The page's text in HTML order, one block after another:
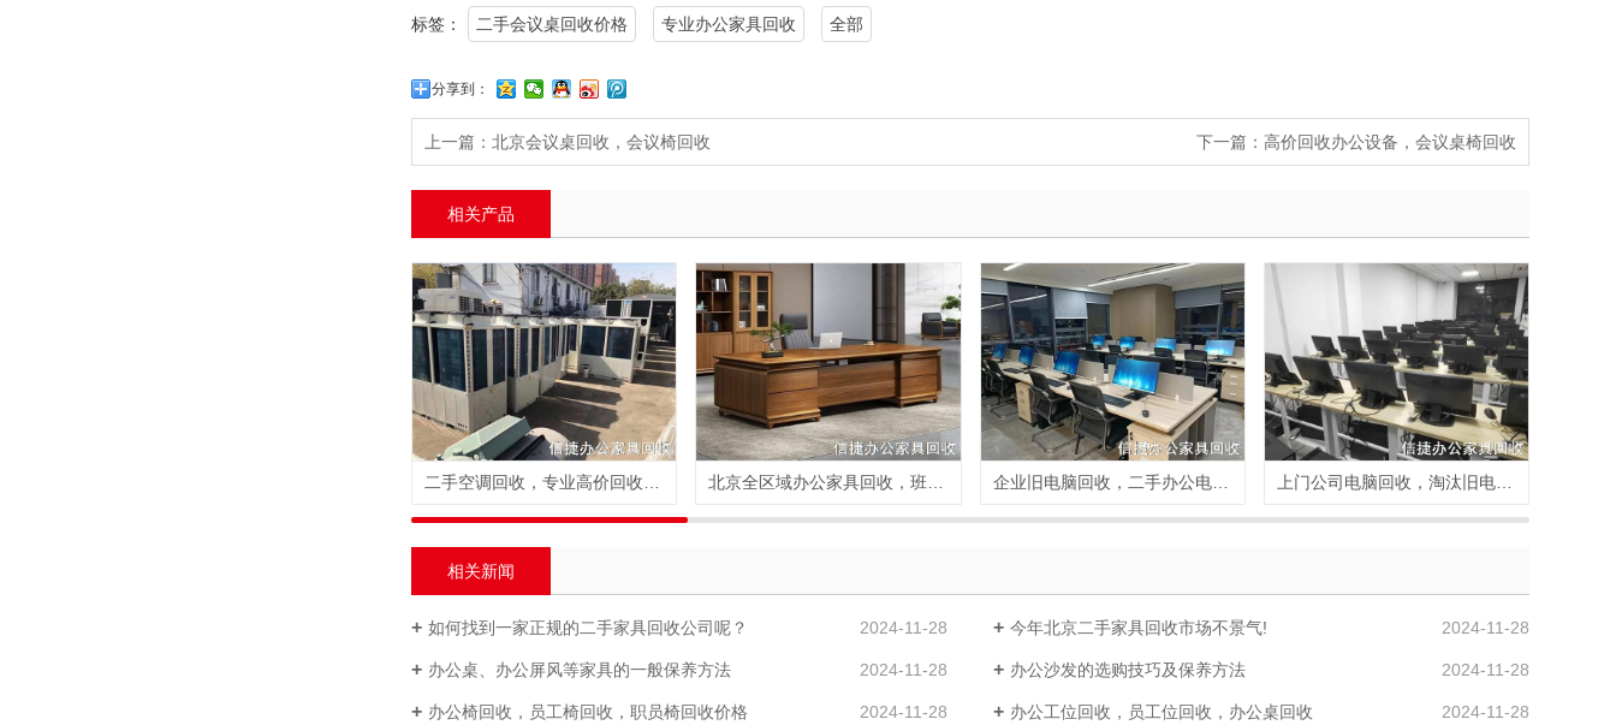
标签： 二手会议桌回收价格 专业办公家具回收 全部
分享到：
上一篇： 北京会议桌回收，会议椅回收 下一篇： 高价回收办公设备，会议桌椅回收
相关产品
二手空调回收，专业高价回收空调，全市回收 北京全区域办公家具回收，班台回收，经理桌回收 企业旧电脑回收，二手办公电脑回收 上门公司电脑回收，淘汰旧电脑回收
相关新闻
如何找到一家正规的二手家具回收公司呢？ 2024-11-28 今年北京二手家具回收市场不景气! 2024-11-28
办公桌、办公屏风等家具的一般保养方法 2024-11-28 办公沙发的选购技巧及保养方法 2024-11-28
办公椅回收，员工椅回收，职员椅回收价格 2024-11-28 办公工位回收，员工位回收，办公桌回收 2024-11-28